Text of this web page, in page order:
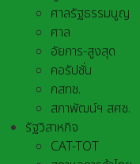
ศาลรัฐธรรมนูญ
ศาล
อัยการ-สูงสุด
คอรัปชั่น
กสทช.
สภาพัฒน์ฯ สศช.
รัฐวิสาหกิจ
CAT-TOT